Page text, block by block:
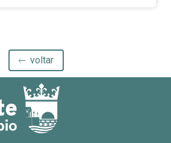
voltar